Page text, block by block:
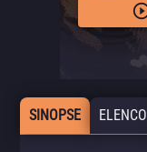
SINOPSE ELENCO